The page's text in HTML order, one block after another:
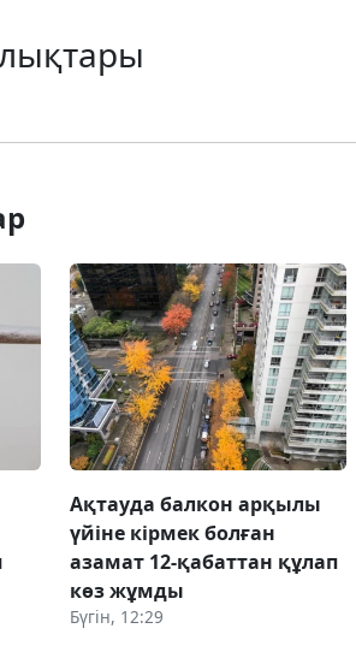
Ақтауда балкон арқылы
үйіне кірмек болған
азамат 12-қабаттан құлап
көз жұмды
Бүгін, 12:29